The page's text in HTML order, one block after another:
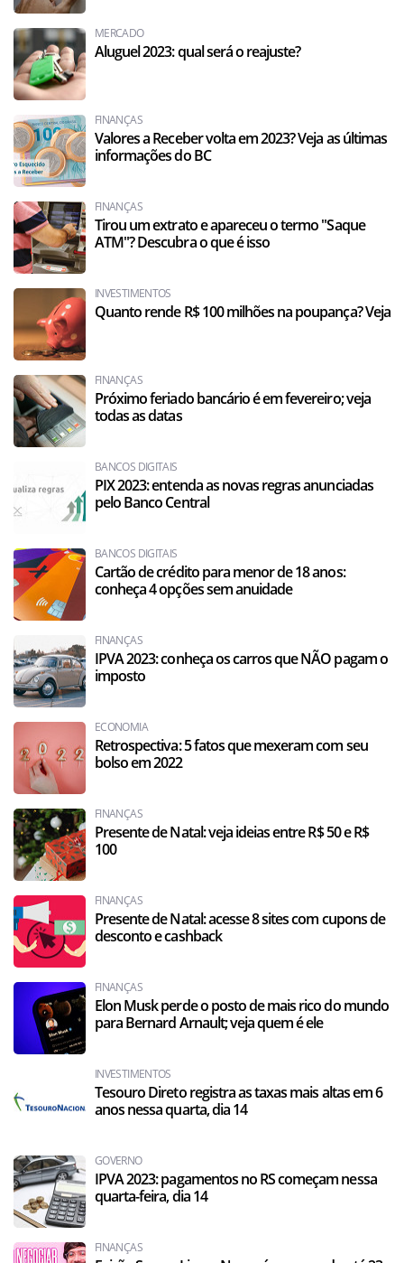
MERCADO
Aluguel 2023: qual será o reajuste?
FINANÇAS
Valores a Receber volta em 2023? Veja as últimas
informações do BC
FINANÇAS
Tirou um extrato e apareceu o termo "Saque
ATM"? Descubra o que é isso
INVESTIMENTOS
Quanto rende R$ 100 milhões na poupança? Veja
FINANÇAS
Próximo feriado bancário é em fevereiro; veja
todas as datas
BANCOS DIGITAIS
PIX 2023: entenda as novas regras anunciadas
pelo Banco Central
BANCOS DIGITAIS
Cartão de crédito para menor de 18 anos:
conheça 4 opções sem anuidade
FINANÇAS
IPVA 2023: conheça os carros que NÃO pagam o
imposto
ECONOMIA
Retrospectiva: 5 fatos que mexeram com seu
bolso em 2022
FINANÇAS
Presente de Natal: veja ideias entre R$ 50 e R$
100
FINANÇAS
Presente de Natal: acesse 8 sites com cupons de
desconto e cashback
FINANÇAS
Elon Musk perde o posto de mais rico do mundo
para Bernard Arnault; veja quem é ele
INVESTIMENTOS
Tesouro Direto registra as taxas mais altas em 6
anos nessa quarta, dia 14
GOVERNO
IPVA 2023: pagamentos no RS começam nessa
quarta-feira, dia 14
FINANÇAS